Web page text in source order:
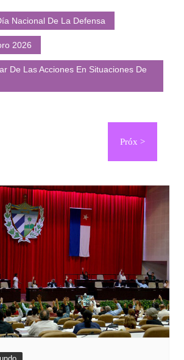
Nacional De La Defensa
2026
De Las Acciones En Situaciones De